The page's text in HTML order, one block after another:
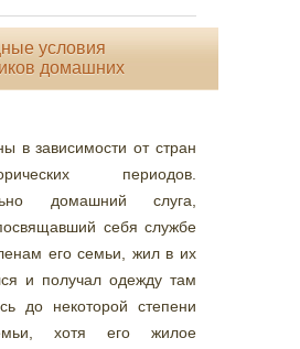
условия
домашних
в зависимости от стран
периодов.
домашний слуга,
себя службе
его семьи, жил в их
и получал одежду там
до некоторой степени
хотя его жилое